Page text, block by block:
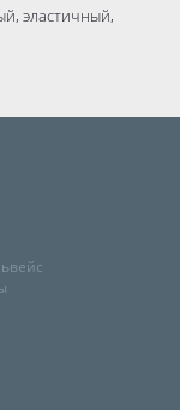
эластичный,
работ.
а также к любым